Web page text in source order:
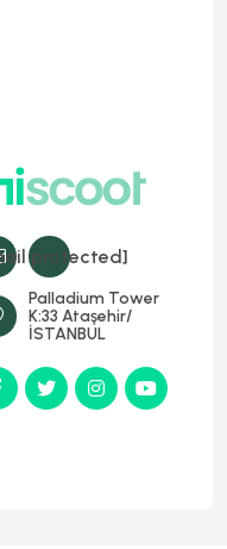
protected]
Palladium Tower
K:33 Ataşehir/
İSTANBUL